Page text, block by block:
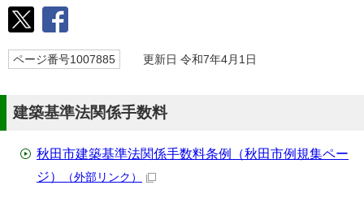
ページ番号1007885 更新日 令和7年4月1日
建築基準法関係手数料
秋田市建築基準法関係手数料条例（秋田市例規集ペー
ジ）
（外部リンク）